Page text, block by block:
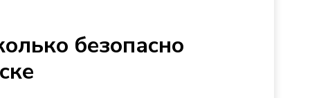
безопасно